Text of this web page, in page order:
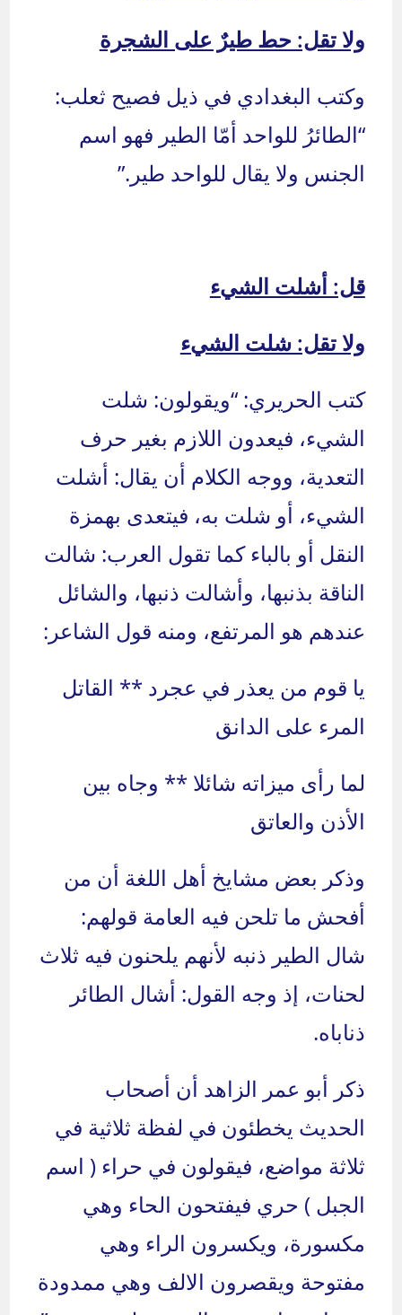
ولا تقل: حط طيرٌ على الشجرة
وكتب البغدادي في ذيل فصيح ثعلب:
“الطائرُ للواحد أمّا الطير فهو اسم
الجنس ولا يقال للواحد طير.”
قل: أشلت الشيء
ولا تقل: شلت الشيء
كتب الحريري: “ويقولون: شلت
الشيء، فيعدون اللازم بغير حرف
التعدية، ووجه الكلام أن يقال: أشلت
الشيء، أو شلت به، فيتعدى بهمزة
النقل أو بالباء كما تقول العرب: شالت
الناقة بذنبها، وأشالت ذنبها، والشائل
عندهم هو المرتفع، ومنه قول الشاعر:
يا قوم من يعذر في عجرد ** القاتل
المرء على الدانق
لما رأى ميزاته شائلا ** وجاه بين
الأذن والعاتق
وذكر بعض مشايخ أهل اللغة أن من
أفحش ما تلحن فيه العامة قولهم:
شال الطير ذنبه لأنهم يلحنون فيه ثلاث
لحنات، إذ وجه القول: أشال الطائر
ذناباه.
ذكر أبو عمر الزاهد أن أصحاب
الحديث يخطئون في لفظة ثلاثية في
ثلاثة مواضع، فيقولون في حراء ( اسم
الجبل ) حري فيفتحون الحاء وهي
مكسورة، ويكسرون الراء وهي
مفتوحة ويقصرون الالف وهي ممدودة